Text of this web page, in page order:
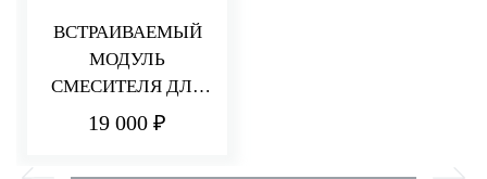
ВСТРАИВАЕМЫЙ
МОДУЛЬ
СМЕСИТЕЛЯ ДЛЯ
РАКОВИНЫ/ДУША
19 000 ₽